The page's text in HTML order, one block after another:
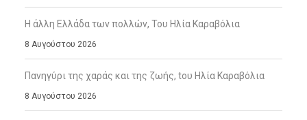
Η άλλη Ελλάδα των πολλών, Του Ηλία Καραβόλια
8 Αυγούστου 2026
Πανηγύρι της χαράς και της ζωής, tου Ηλία Καραβόλια
8 Αυγούστου 2026